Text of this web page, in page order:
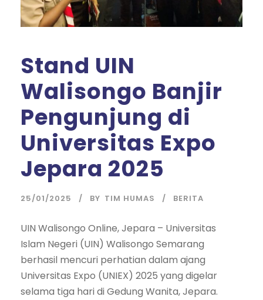
Stand UIN
Walisongo Banjir
Pengunjung di
Universitas Expo
Jepara 2025
25/01/2025 BY TIM HUMAS BERITA
UIN Walisongo Online, Jepara – Universitas
Islam Negeri (UIN) Walisongo Semarang
berhasil mencuri perhatian dalam ajang
Universitas Expo (UNIEX) 2025 yang digelar
selama tiga hari di Gedung Wanita, Jepara.